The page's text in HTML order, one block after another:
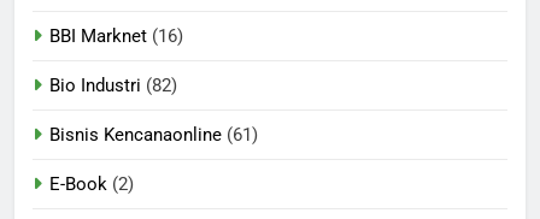
BBI Marknet (16)
Bio Industri (82)
Bisnis Kencanaonline (61)
E-Book (2)